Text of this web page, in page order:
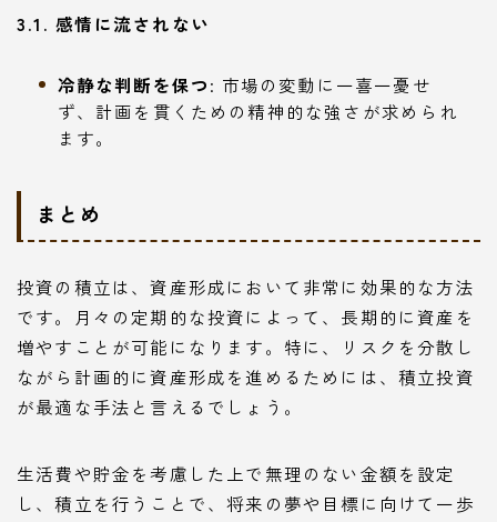
3.1. 感情に流されない
冷静な判断を保つ: 市場の変動に一喜一憂せ
ず、計画を貫くための精神的な強さが求められ
ます。
まとめ
投資の積立は、資産形成において非常に効果的な方法
です。月々の定期的な投資によって、長期的に資産を
増やすことが可能になります。特に、リスクを分散し
ながら計画的に資産形成を進めるためには、積立投資
が最適な手法と言えるでしょう。
生活費や貯金を考慮した上で無理のない金額を設定
し、積立を行うことで、将来の夢や目標に向けて一歩